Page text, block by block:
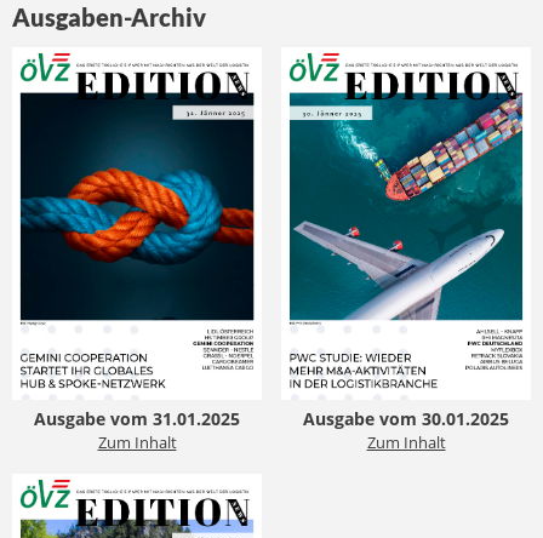
Ausgaben-Archiv
Ausgabe vom 31.01.2025
Zum Inhalt
Ausgabe vom 30.01.2025
Zum Inhalt